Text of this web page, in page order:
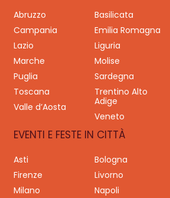
Abruzzo Basilicata
Campania
Emilia Romagna
Lazio
Liguria
Marche
Molise
Puglia
Sardegna
Toscana
Trentino Alto
Adige
Valle d’Aosta
Veneto
EVENTI E FESTE IN CITTÀ
Asti Bologna
Firenze
Livorno
Milano
Napoli